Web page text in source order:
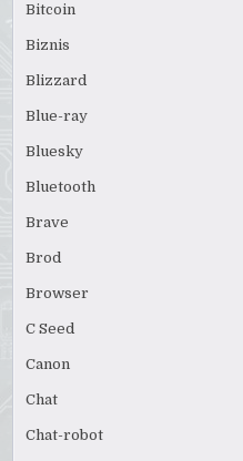
Bitcoin
Biznis
Blizzard
Blue-ray
Bluesky
Bluetooth
Brave
Brod
Browser
C Seed
Canon
Chat
Chat-robot